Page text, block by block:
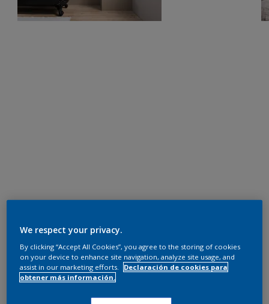
We respect your privacy.
By clicking “Accept All Cookies”, you agree to the storing of cookies
on your device to enhance site navigation, analyze site usage, and
assist in our marketing efforts.
Declaración de cookies para
obtener más información.